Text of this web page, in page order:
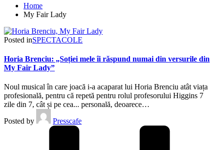
Home
My Fair Lady
Posted inSPECTACOLE
Horia Brenciu: „Soției mele îi răspund numai din versurile din
My Fair Lady”
Noul musical în care joacă i-a acaparat lui Horia Brenciu atât viața
profesională, pentru că repetă pentru rolul profesorului Higgins 7
zile din 7, cât și pe cea... personală, deoarece…
Posted by
Presscafe